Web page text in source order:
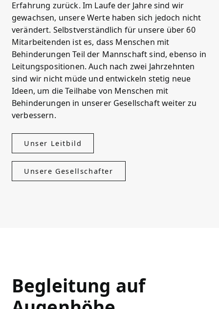
Erfahrung zurück. Im Laufe der Jahre sind wir
gewachsen, unsere Werte haben sich jedoch nicht
verändert. Selbstverständlich für unsere über 60
Mitarbeitenden ist es, dass Menschen mit
Behinderungen Teil der Mannschaft sind, ebenso in
Leitungspositionen. Auch nach zwei Jahrzehnten
sind wir nicht müde und entwickeln stetig neue
Ideen, um die Teilhabe von Menschen mit
Behinderungen in unserer Gesellschaft weiter zu
verbessern.
Unser Leitbild
Unsere Gesellschafter
Begleitung auf